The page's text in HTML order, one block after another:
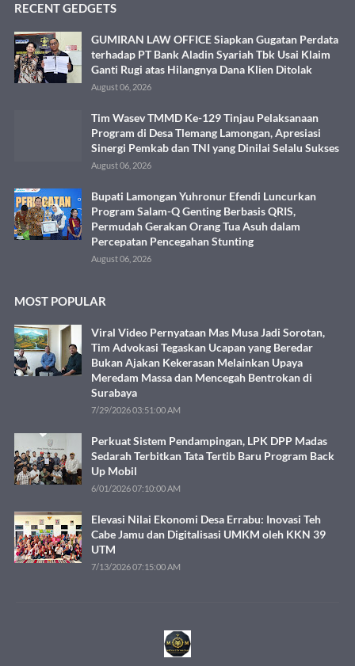
RECENT GEDGETS
GUMIRAN LAW OFFICE Siapkan Gugatan Perdata
terhadap PT Bank Aladin Syariah Tbk Usai Klaim
Ganti Rugi atas Hilangnya Dana Klien Ditolak
August 06, 2026
Tim Wasev TMMD Ke-129 Tinjau Pelaksanaan
Program di Desa Tlemang Lamongan, Apresiasi
Sinergi Pemkab dan TNI yang Dinilai Selalu Sukses
August 06, 2026
Bupati Lamongan Yuhronur Efendi Luncurkan
Program Salam-Q Genting Berbasis QRIS,
Permudah Gerakan Orang Tua Asuh dalam
Percepatan Pencegahan Stunting
August 06, 2026
MOST POPULAR
Viral Video Pernyataan Mas Musa Jadi Sorotan,
Tim Advokasi Tegaskan Ucapan yang Beredar
Bukan Ajakan Kekerasan Melainkan Upaya
Meredam Massa dan Mencegah Bentrokan di
Surabaya
7/29/2026 03:51:00 AM
Perkuat Sistem Pendampingan, LPK DPP Madas
Sedarah Terbitkan Tata Tertib Baru Program Back
Up Mobil
6/01/2026 07:10:00 AM
Elevasi Nilai Ekonomi Desa Errabu: Inovasi Teh
Cabe Jamu dan Digitalisasi UMKM oleh KKN 39
UTM
7/13/2026 07:15:00 AM